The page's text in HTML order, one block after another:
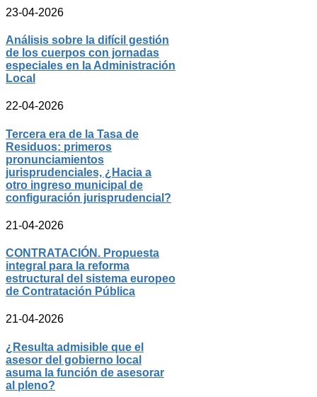
23-04-2026
Análisis sobre la difícil gestión
de los cuerpos con jornadas
especiales en la Administración
Local
22-04-2026
Tercera era de la Tasa de
Residuos: primeros
pronunciamientos
jurisprudenciales, ¿Hacia a
otro ingreso municipal de
configuración jurisprudencial?
21-04-2026
CONTRATACIÓN. Propuesta
integral para la reforma
estructural del sistema europeo
de Contratación Pública
21-04-2026
¿Resulta admisible que el
asesor del gobierno local
asuma la función de asesorar
al pleno?